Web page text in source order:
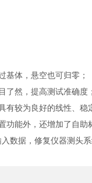
基体，悬空也可归零；
了然，提高测试准确度
有较为良好的线性、稳
功能外，还增加了自
数据，修复仪器测头